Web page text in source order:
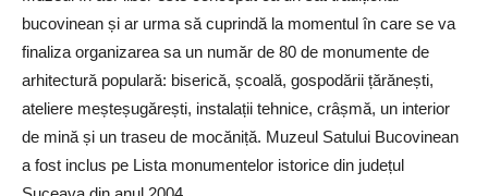
bucovinean și ar urma să cuprindă la momentul în care se va
finaliza organizarea sa un număr de 80 de monumente de
arhitectură populară: biserică, școală, gospodării țărănești,
ateliere meșteșugărești, instalații tehnice, crâșmă, un interior
de mină și un traseu de mocăniță. Muzeul Satului Bucovinean
a fost inclus pe Lista monumentelor istorice din județul